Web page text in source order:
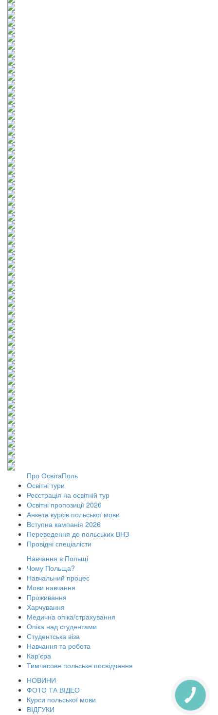
Про ОсвітаПоль
Освітні тури
Реєстрація на освітній тур
Освітні пропозиції 2026
Анкета курсів польської мови
Вступна кампанія 2026
Переведення до польських ВНЗ
Провідні спеціалісти
Навчання в Польщі
Чому Польща?
Навчальний процес
Мови навчання
Проживання
Харчування
Медична опіка/страхування
Опіка над студентами
Студентська віза
Навчання та робота
Кар'єра
Тимчасове польське посвідчення
НОВИНИ
ФОТО ТА ВІДЕО
Курси польської мови
ВІДГУКИ
КНОПКА
ЗВ'ЯЗКУ